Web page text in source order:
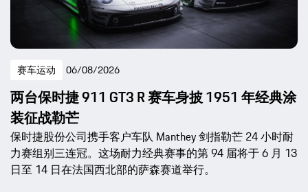
赛车运动 06/08/2026
两台保时捷 911 GT3 R 赛车身披 1951 年经典涂
装征战勒芒
保时捷股份公司携手客户车队 Manthey 剑指勒芒 24 小时耐
力赛组别三连冠。这场耐力经典赛事的第 94 届将于 6 月 13
日至 14 日在法国西北部的萨森赛道举行。